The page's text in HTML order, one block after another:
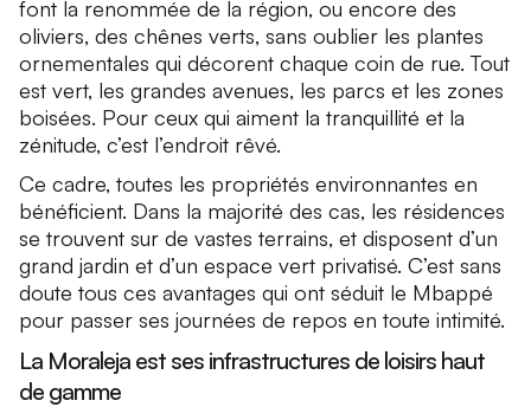
font la renommée de la région, ou encore des
oliviers, des chênes verts, sans oublier les plantes
ornementales qui décorent chaque coin de rue. Tout
est vert, les grandes avenues, les parcs et les zones
boisées. Pour ceux qui aiment la tranquillité et la
zénitude, c’est l’endroit rêvé.
Ce cadre, toutes les propriétés environnantes en
bénéficient. Dans la majorité des cas, les résidences
se trouvent sur de vastes terrains, et disposent d’un
grand jardin et d’un espace vert privatisé. C’est sans
doute tous ces avantages qui ont séduit le Mbappé
pour passer ses journées de repos en toute intimité.
La Moraleja est ses infrastructures de loisirs haut
de gamme